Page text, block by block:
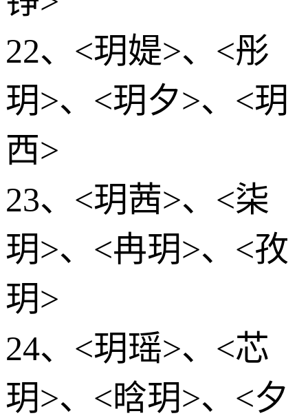
22、<玥媞>、<彤
玥>、<玥夕>、<玥
西>
23、<玥茜>、<柒
玥>、<冉玥>、<孜
玥>
24、<玥瑶>、<芯
玥>、<晗玥>、<夕